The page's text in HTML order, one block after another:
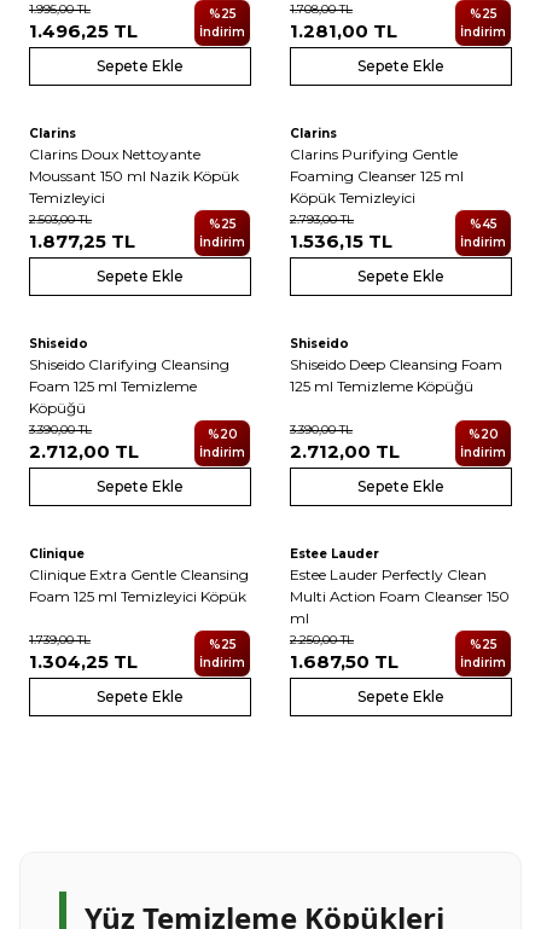
1.995,00TL
1.496,25 TL
%25
İndirim
Sepete Ekle
1.708,00TL
1.281,00 TL
%25
İndirim
Sepete Ekle
Clarins
Clarins Doux Nettoyante
Moussant 150 ml Nazik Köpük
Temizleyici
2.503,00TL
1.877,25 TL
%25
İndirim
Sepete Ekle
Clarins
Clarins Purifying Gentle
Foaming Cleanser 125 ml
Köpük Temizleyici
2.793,00TL
1.536,15 TL
%45
İndirim
Sepete Ekle
Shiseido
Shiseido Clarifying Cleansing
Foam 125 ml Temizleme
Köpüğü
3.390,00TL
2.712,00 TL
%20
İndirim
Sepete Ekle
Shiseido
Shiseido Deep Cleansing Foam
125 ml Temizleme Köpüğü
3.390,00TL
2.712,00 TL
%20
İndirim
Sepete Ekle
Clinique
Clinique Extra Gentle Cleansing
Foam 125 ml Temizleyici Köpük
1.739,00TL
1.304,25 TL
%25
İndirim
Sepete Ekle
Estee Lauder
Estee Lauder Perfectly Clean
Multi Action Foam Cleanser 150
ml
2.250,00TL
1.687,50 TL
%25
İndirim
Sepete Ekle
Yüz Temizleme Köpükleri